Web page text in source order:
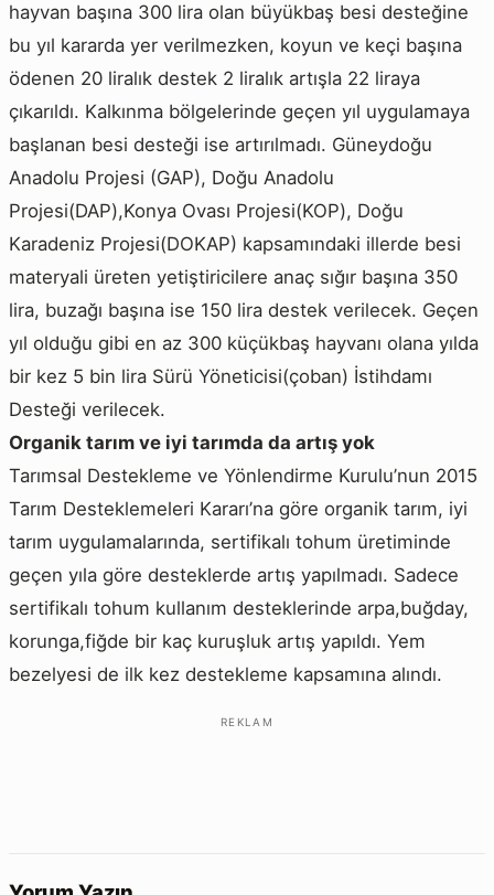
hayvan başına 300 lira olan büyükbaş besi desteğine
bu yıl kararda yer verilmezken, koyun ve keçi başına
ödenen 20 liralık destek 2 liralık artışla 22 liraya
çıkarıldı. Kalkınma bölgelerinde geçen yıl uygulamaya
başlanan besi desteği ise artırılmadı. Güneydoğu
Anadolu Projesi (GAP), Doğu Anadolu
Projesi(DAP),Konya Ovası Projesi(KOP), Doğu
Karadeniz Projesi(DOKAP) kapsamındaki illerde besi
materyali üreten yetiştiricilere anaç sığır başına 350
lira, buzağı başına ise 150 lira destek verilecek. Geçen
yıl olduğu gibi en az 300 küçükbaş hayvanı olana yılda
bir kez 5 bin lira Sürü Yöneticisi(çoban) İstihdamı
Desteği verilecek.
Organik tarım ve iyi tarımda da artış yok
Tarımsal Destekleme ve Yönlendirme Kurulu’nun 2015
Tarım Desteklemeleri Kararı’na göre organik tarım, iyi
tarım uygulamalarında, sertifikalı tohum üretiminde
geçen yıla göre desteklerde artış yapılmadı. Sadece
sertifikalı tohum kullanım desteklerinde arpa,buğday,
korunga,fiğde bir kaç kuruşluk artış yapıldı. Yem
bezelyesi de ilk kez destekleme kapsamına alındı.
REKLAM